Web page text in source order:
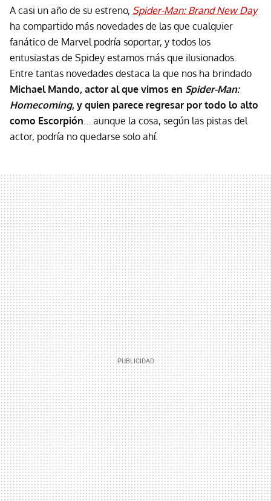
A casi un año de su estreno, Spider-Man: Brand New Day
ha compartido más novedades de las que cualquier
fanático de Marvel podría soportar, y todos los
entusiastas de Spidey estamos más que ilusionados.
Entre tantas novedades destaca la que nos ha brindado
Michael Mando, actor al que vimos en Spider-Man:
Homecoming, y quien parece regresar por todo lo alto
como Escorpión... aunque la cosa, según las pistas del
actor, podría no quedarse solo ahí.